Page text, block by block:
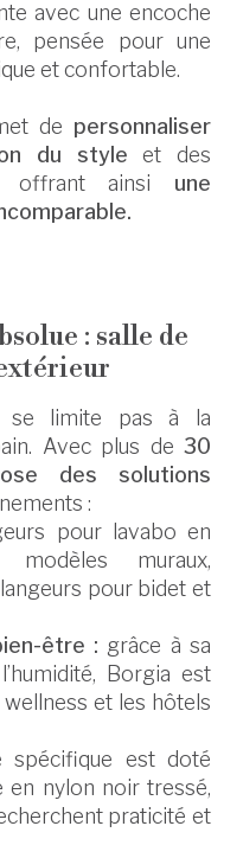
avec une encoche
pensée pour une
et confortable.
de personnaliser
du style et des
offrant ainsi une
: salle de
se limite pas à la
Avec plus de30
des solutions
:
pour lavabo en
modèles muraux,
pour bidet et
être : grâce à sa
Borgia est
et les hôtels
spécifique est doté
en nylon noir tressé,
praticité et